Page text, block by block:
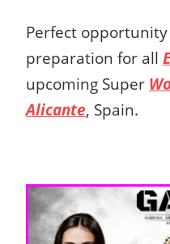
Perfect
preparation for all
upcoming Super
Alicante, Spain.